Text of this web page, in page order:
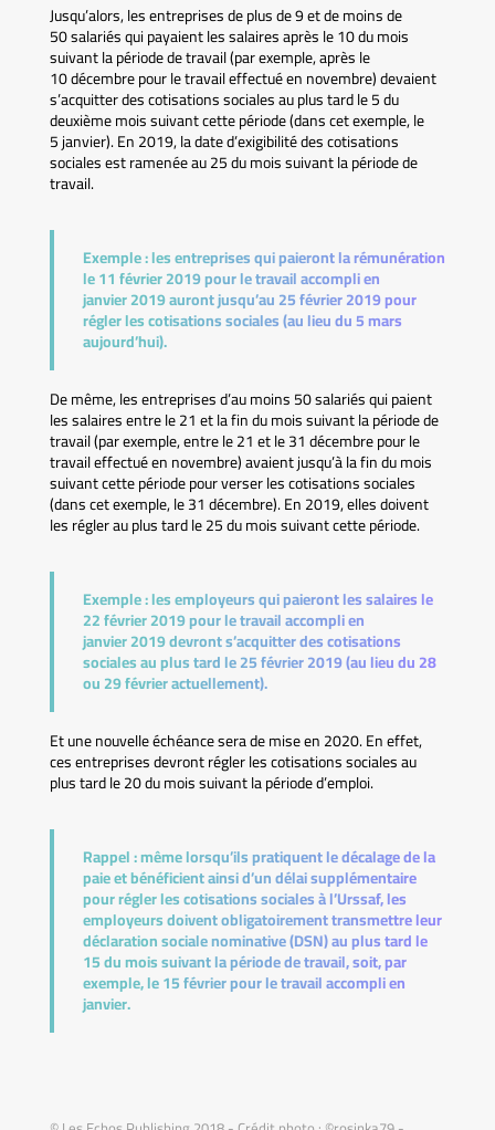
Jusqu’alors, les entreprises de plus de 9 et de moins de
50 salariés qui payaient les salaires après le 10 du mois
suivant la période de travail (par exemple, après le
10 décembre pour le travail effectué en novembre) devaient
s’acquitter des cotisations sociales au plus tard le 5 du
deuxième mois suivant cette période (dans cet exemple, le
5 janvier). En 2019, la date d’exigibilité des cotisations
sociales est ramenée au 25 du mois suivant la période de
travail.
Exemple :les entreprises qui paieront la rémunération
le 11 février 2019 pour le travail accompli en
janvier 2019 auront jusqu’au 25 février 2019 pour
régler les cotisations sociales (au lieu du 5 mars
aujourd’hui).
De même, les entreprises d’au moins 50 salariés qui paient
les salaires entre le 21 et la fin du mois suivant la période de
travail (par exemple, entre le 21 et le 31 décembre pour le
travail effectué en novembre) avaient jusqu’à la fin du mois
suivant cette période pour verser les cotisations sociales
(dans cet exemple, le 31 décembre). En 2019, elles doivent
les régler au plus tard le 25 du mois suivant cette période.
Exemple :les employeurs qui paieront les salaires le
22 février 2019 pour le travail accompli en
janvier 2019 devront s’acquitter des cotisations
sociales au plus tard le 25 février 2019 (au lieu du 28
ou 29 février actuellement).
Et une nouvelle échéance sera de mise en 2020. En effet,
ces entreprises devront régler les cotisations sociales au
plus tard le 20 du mois suivant la période d’emploi.
Rappel :même lorsqu’ils pratiquent le décalage de la
paie et bénéficient ainsi d’un délai supplémentaire
pour régler les cotisations sociales à l’Urssaf, les
employeurs doivent obligatoirement transmettre leur
déclaration sociale nominative (DSN) au plus tard le
15 du mois suivant la période de travail, soit, par
exemple, le 15 février pour le travail accompli en
janvier.